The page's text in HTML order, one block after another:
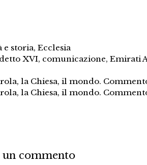
e storia, Ecclesia
XVI, comunicazione,Emirati
la Chiesa, il mondo.
la Chiesa, il mondo.
un commento